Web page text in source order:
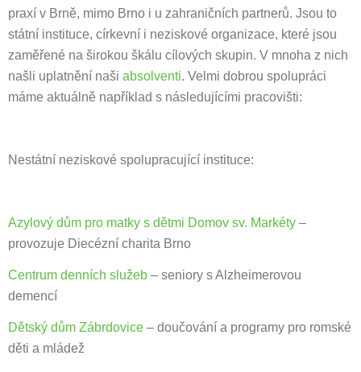
praxí v Brně, mimo Brno i u zahraničních partnerů. Jsou to
státní instituce, církevní i neziskové organizace, které jsou
zaměřené na širokou škálu cílových skupin. V mnoha z nich
našli uplatnění naši absolventi. Velmi dobrou spolupráci
máme aktuálně například s následujícími pracovišti:
Nestátní neziskové spolupracující instituce:
Azylový dům pro matky s dětmi Domov sv. Markéty –
provozuje Diecézní charita Brno
Centrum denních služeb – seniory s Alzheimerovou
demencí
Dětský dům Zábrdovice – doučování a programy pro romské
děti a mládež